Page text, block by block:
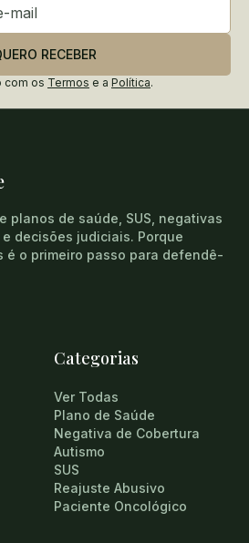
RECEBER
com os Termos e a Política.
planos de saúde, SUS, negativas
decisões judiciais. Porque
é o primeiro passo para defendê-
Categorias
Ver Todas
Plano de Saúde
Negativa de Cobertura
Autismo
SUS
Reajuste Abusivo
Paciente Oncológico